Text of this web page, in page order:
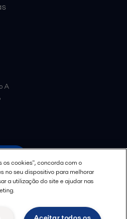
A
Diretrizes da Comunidade
os cookies", concorda com o
no seu dispositivo para melhorar
a utilização do site e ajudar nas